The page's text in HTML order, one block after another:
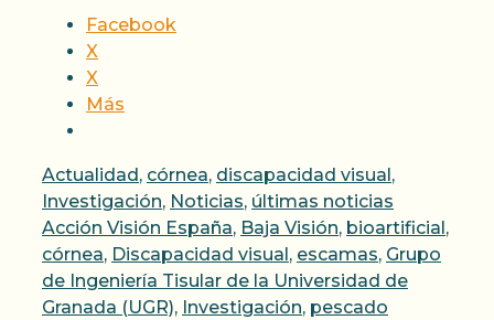
Facebook
X
X
Más
Categorías
Actualidad, córnea, discapacidad visual,
Investigación, Noticias, últimas noticias
Acción Visión España, Baja Visión, bioartificial,
córnea, Discapacidad visual, escamas, Grupo
de Ingeniería Tisular de la Universidad de
Granada (UGR), Investigación, pescado